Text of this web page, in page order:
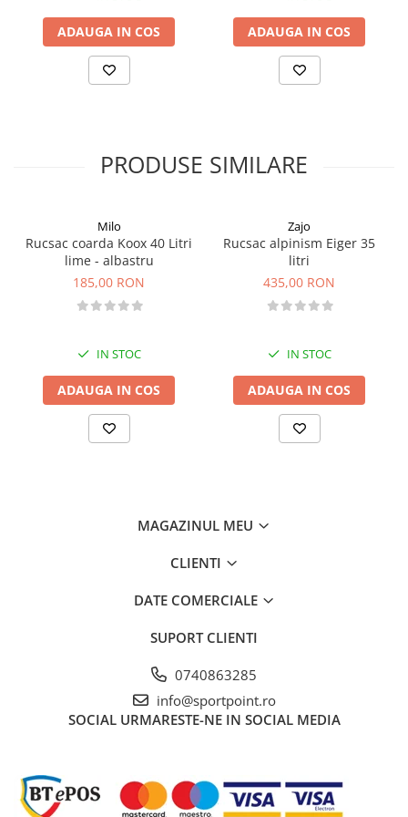
Vase si Tacamuri
- volum: XS/S: 38 Litri.
ADAUGA IN COS ADAUGA IN COS
PRODUSE SIMILARE
Milo
Rucsac coarda Koox 40 Litri
lime - albastru
185,00 RON
IN STOC
ADAUGA IN COS
Zajo
Rucsac alpinism Eiger 35
litri
435,00 RON
IN STOC
ADAUGA IN COS
MAGAZINUL MEU
CLIENTI
DATE COMERCIALE
SUPORT CLIENTI
0740863285
info@sportpoint.ro
SOCIAL URMARESTE-NE IN SOCIAL MEDIA